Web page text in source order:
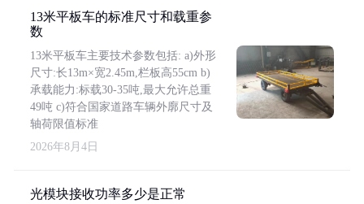
13米平板车的标准尺寸和载重参
数
13米平板车主要技术参数包括: a)外形
尺寸:长13m×宽2.45m,栏板高55cm b)
承载能力:标载30-35吨,最大允许总重
49吨 c)符合国家道路车辆外廓尺寸及
轴荷限值标准
2026年8月4日
光模块接收功率多少是正常